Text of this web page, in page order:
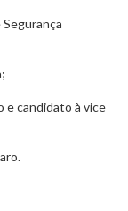
e candidato à vice